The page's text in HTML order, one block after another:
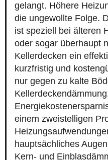
gelangt. Höhere
die ungewollte Folge.
ist speziell bei älteren
oder sogar überhaupt
Kellerdecken ein
kurzfristig und
nur gegen zu kalte
einem zweistelligen
hauptsächliches
Kern- und